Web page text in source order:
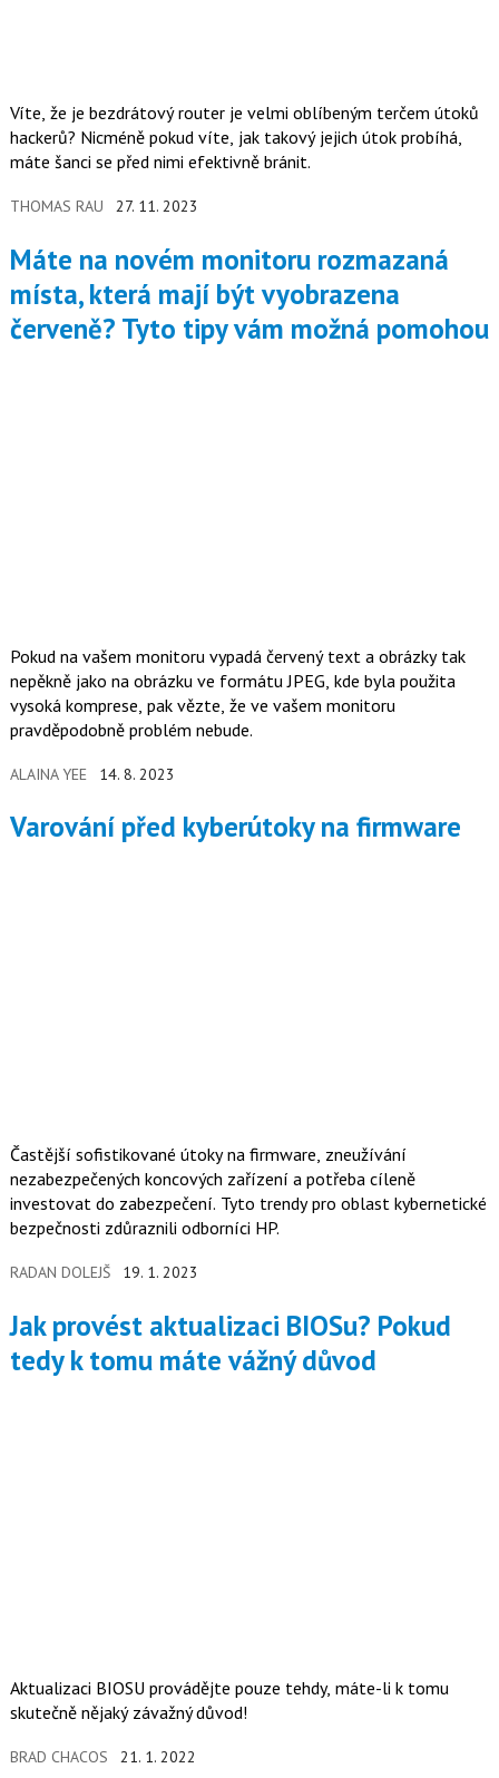
Víte, že je bezdrátový router je velmi oblíbeným terčem útoků
hackerů? Nicméně pokud víte, jak takový jejich útok probíhá,
máte šanci se před nimi efektivně bránit.
THOMAS RAU 27. 11. 2023
Máte na novém monitoru rozmazaná
místa, která mají být vyobrazena
červeně? Tyto tipy vám možná pomohou
Pokud na vašem monitoru vypadá červený text a obrázky tak
nepěkně jako na obrázku ve formátu JPEG, kde byla použita
vysoká komprese, pak vězte, že ve vašem monitoru
pravděpodobně problém nebude.
ALAINA YEE 14. 8. 2023
Varování před kyberútoky na firmware
Častější sofistikované útoky na firmware, zneužívání
nezabezpečených koncových zařízení a potřeba cíleně
investovat do zabezpečení. Tyto trendy pro oblast kybernetické
bezpečnosti zdůraznili odborníci HP.
RADAN DOLEJŠ 19. 1. 2023
Jak provést aktualizaci BIOSu? Pokud
tedy k tomu máte vážný důvod
Aktualizaci BIOSU provádějte pouze tehdy, máte-li k tomu
skutečně nějaký závažný důvod!
BRAD CHACOS 21. 1. 2022